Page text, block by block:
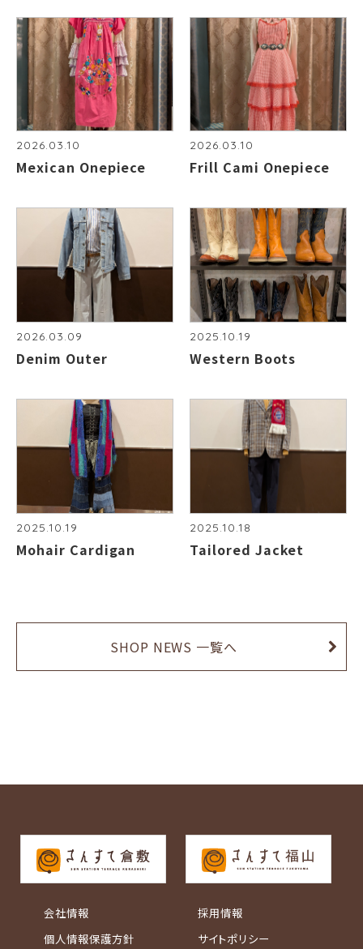
2026.03.10
Mexican Onepiece
2026.03.10
Frill Cami Onepiece
2026.03.09
Denim Outer
2025.10.19
Western Boots
2025.10.19
Mohair Cardigan
2025.10.18
Tailored Jacket
SHOP NEWS 一覧へ
会社情報
個人情報保護方針
採用情報
サイトポリシー